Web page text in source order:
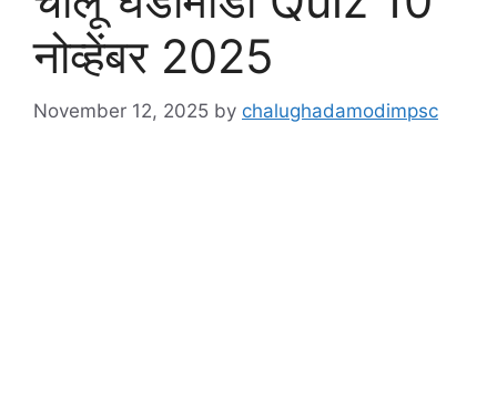
नोव्हेंबर 2025
November 12, 2025 by chalughadamodimpsc